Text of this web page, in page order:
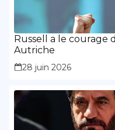
Russell a le courage
Autriche
28 juin 2026